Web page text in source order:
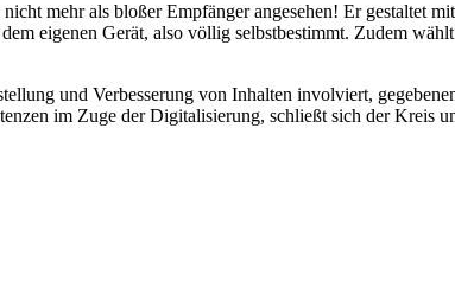
mehr als bloßer Empfänger angesehen! Er gestaltet
eigenen Gerät, also völlig selbstbestimmt. Zudem
und Verbesserung von Inhalten involviert,
im Zuge der Digitalisierung, schließt sich der Kreis